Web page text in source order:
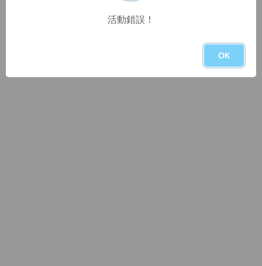
活動錯誤！
OK